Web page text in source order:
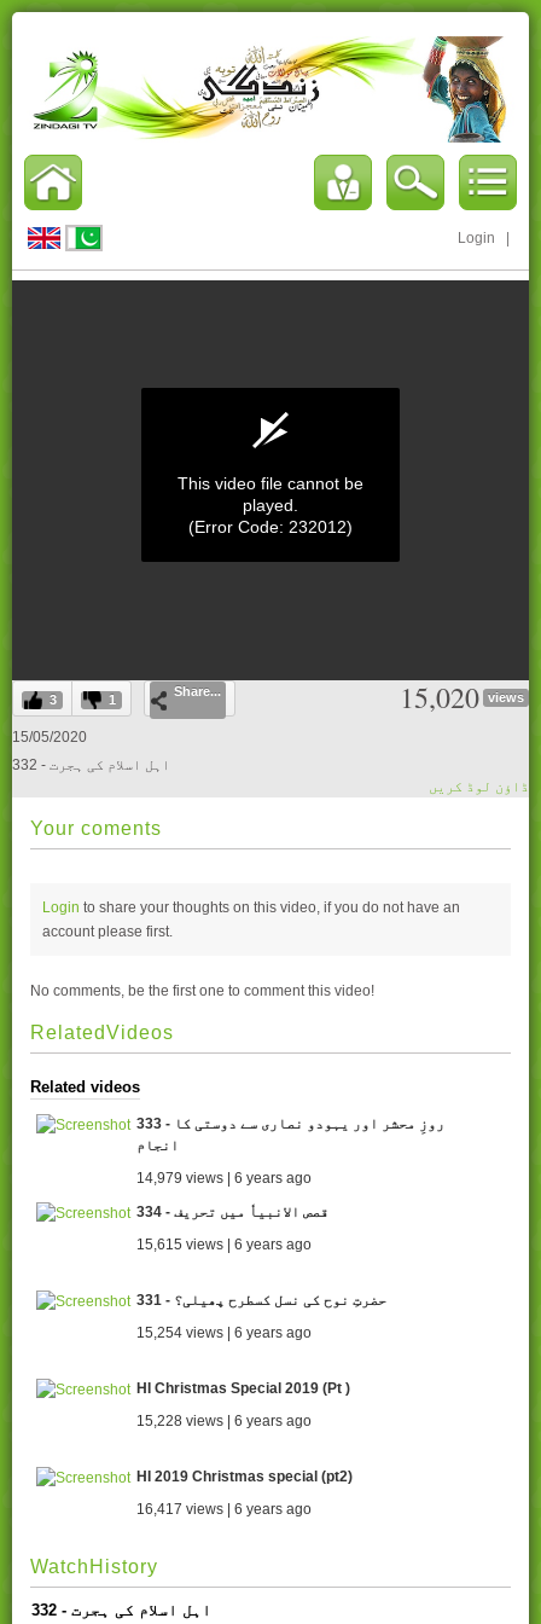
Login
0
seconds
of
0
This video file cannot be
played.
(Error Code: 232012)
3 1
Share... 15,020 views
15/05/2020
332 - اہل اسلام کی ہجرت
ڈاؤن لوڈ کریں
Your coments
Login to share your thoughts on this video, if you do not have an
account please first.
No comments, be the first one to comment this video!
RelatedVideos
Related videos
333 - روزِ محشر اور یہودو نصاری سے دوستی کا
انجام
14,979 views | 6 years ago
334 - قصص الانبیاٗ میں تحریف
15,615 views | 6 years ago
331 - حضرتِ نوح کی نسل کسطرح پھیلی؟
15,254 views | 6 years ago
HI Christmas Special 2019 (Pt )
15,228 views | 6 years ago
HI 2019 Christmas special (pt2)
16,417 views | 6 years ago
WatchHistory
332 - اہل اسلام کی ہجرت